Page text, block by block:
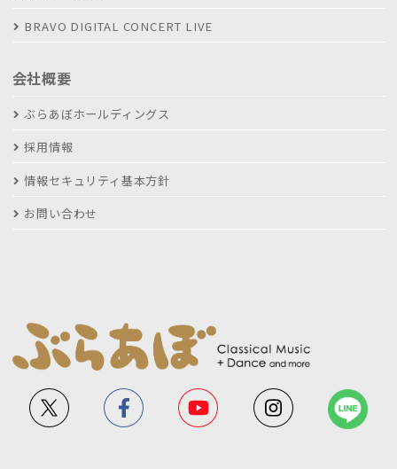
BRAVO DIGITAL CONCERT LIVE
会社概要
ぶらあぼホールディングス
採用情報
情報セキュリティ基本方針
お問い合わせ